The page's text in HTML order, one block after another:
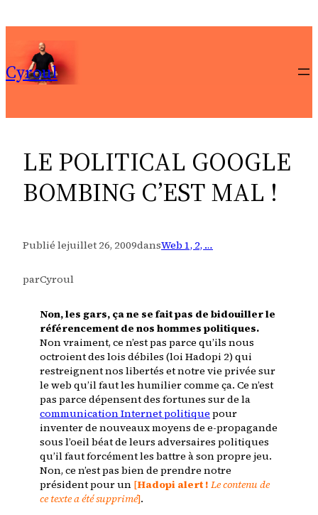
au
contenu
Cyroul
LE POLITICAL GOOGLE
BOMBING C’EST MAL !
Publié lejuillet 26, 2009dansWeb 1, 2, …
parCyroul
Non, les gars, ça ne se fait pas de bidouiller le
référencement de nos hommes politiques.
Non vraiment, ce n’est pas parce qu’ils nous
octroient des lois débiles (loi Hadopi 2) qui
restreignent nos libertés et notre vie privée sur
le web qu’il faut les humilier comme ça. Ce n’est
pas parce dépensent des fortunes sur de la
communication Internet politique pour
inventer de nouveaux moyens de e-propagande
sous l’oeil béat de leurs adversaires politiques
qu’il faut forcément les battre à son propre jeu.
Non, ce n’est pas bien de prendre notre
président pour un [Hadopi alert ! Le contenu de
ce texte a été supprimé].